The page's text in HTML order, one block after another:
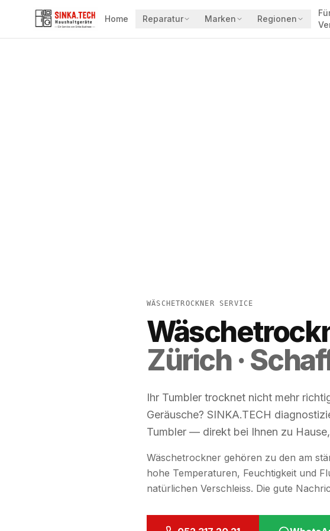
Home Reparatur Marken Regionen
WÄSCHETROCKNER SERVICE
Zürich ·
Ihr Tumbler trocknet nicht mehr
Geräusche? SINKA.TECH
Tumbler — direkt bei Ihnen zu
Wäschetrockner gehören zu den am
hohe Temperaturen, Feuchtigkeit und
natürlichen Verschleiss. Die gute